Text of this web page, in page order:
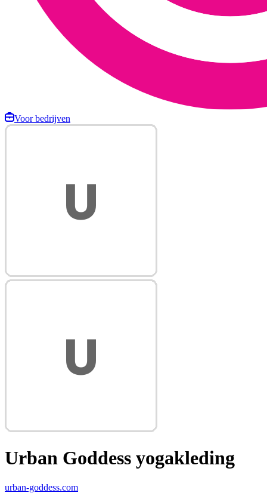
Voor bedrijven
Urban Goddess yogakleding
urban-goddess.com